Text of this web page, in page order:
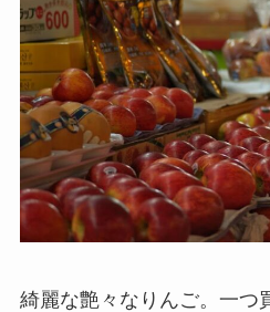
綺麗な艶々なりんご。一つ